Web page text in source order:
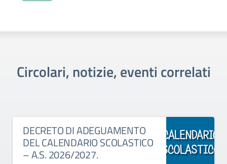
Circolari, notizie, eventi correlati
DECRETO DI ADEGUAMENTO
DEL CALENDARIO SCOLASTICO
– A.S. 2026/2027.